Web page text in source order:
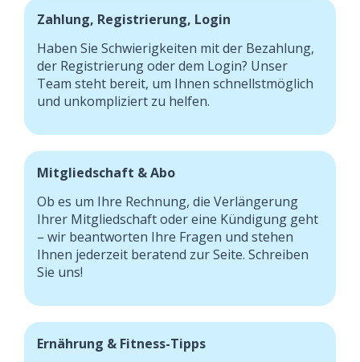
Zahlung, Registrierung, Login
Haben Sie Schwierigkeiten mit der Bezahlung,
der Registrierung oder dem Login? Unser
Team steht bereit, um Ihnen schnellstmöglich
und unkompliziert zu helfen.
Mitgliedschaft & Abo
Ob es um Ihre Rechnung, die Verlängerung
Ihrer Mitgliedschaft oder eine Kündigung geht
– wir beantworten Ihre Fragen und stehen
Ihnen jederzeit beratend zur Seite. Schreiben
Sie uns!
Ernährung & Fitness-Tipps